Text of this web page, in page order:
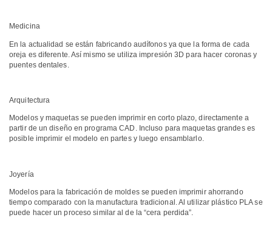
Medicina
En la actualidad se están fabricando audífonos ya que la forma de cada
oreja es diferente. Así mismo se utiliza impresión 3D para hacer coronas y
puentes dentales.
Arquitectura
Modelos y maquetas se pueden imprimir en corto plazo, directamente a
partir de un diseño en programa CAD. Incluso para maquetas grandes es
posible imprimir el modelo en partes y luego ensamblarlo.
Joyería
Modelos para la fabricación de moldes se pueden imprimir ahorrando
tiempo comparado con la manufactura tradicional. Al utilizar plástico PLA se
puede hacer un proceso similar al de la “cera perdida”.